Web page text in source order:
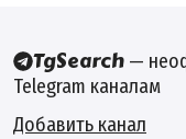
—
Telegram каналам
Добавить канал